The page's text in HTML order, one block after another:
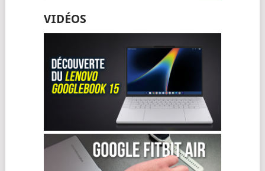
VIDÉOS